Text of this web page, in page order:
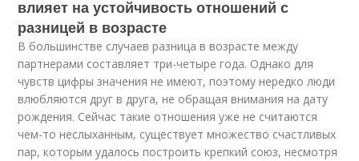
влияет на устойчивость отношений с
разницей в возрасте
В большинстве случаев разница в возрасте между
партнерами составляет три-четыре года. Однако для
чувств цифры значения не имеют, поэтому нередко люди
влюбляются друг в друга, не обращая внимания на дату
рождения. Сейчас такие отношения уже не считаются
чем-то неслыханным, существует множество счастливых
пар, которым удалось построить крепкий союз, несмотря